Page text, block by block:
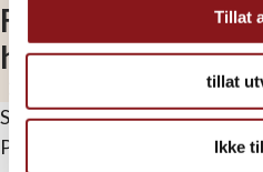
Tillat
tillat
Ikke
Folkehøgskole
helse
Skrevet avingvild
Publisert
november 5, 2022